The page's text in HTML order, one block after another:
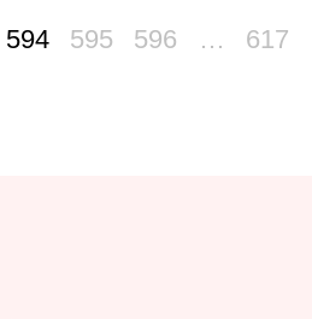
594 595 596 … 617